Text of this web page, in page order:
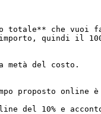
totale** che vuoi
quindi il
metà del costo.
proposto
del 10% e